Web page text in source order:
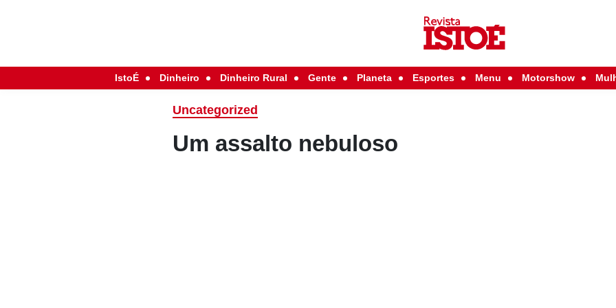
IstoÉ Dinheiro Dinheiro Rural Gente Planeta Esportes Menu Motorshow
Uncategorized
Um assalto nebuloso